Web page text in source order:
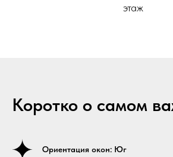
этаж
Коротко о самом
Ориентация окон: Юг